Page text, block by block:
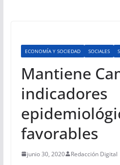
ECONOMÍA Y SOCIEDAD SOCIALES
Mantiene
indicadores
favorables
junio 30, 2020 Redacción Digital